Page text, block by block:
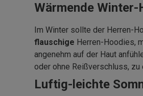
Wärmende
Im Winter sollte der Herren-
flauschige Herren-Hoodies,
angenehm auf der Haut
oder ohne Reißverschluss,
Luftig-leichte